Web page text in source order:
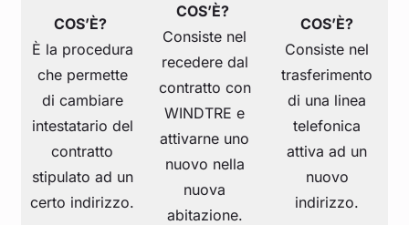
COS’È?
È la procedura
che permette
di cambiare
intestatario del
contratto
stipulato ad un
certo indirizzo.
COS’È?
Consiste nel
recedere dal
contratto con
WINDTRE e
attivarne uno
nuovo nella
nuova
abitazione.
COS’È?
Consiste nel
trasferimento
di una linea
telefonica
attiva ad un
nuovo
indirizzo.